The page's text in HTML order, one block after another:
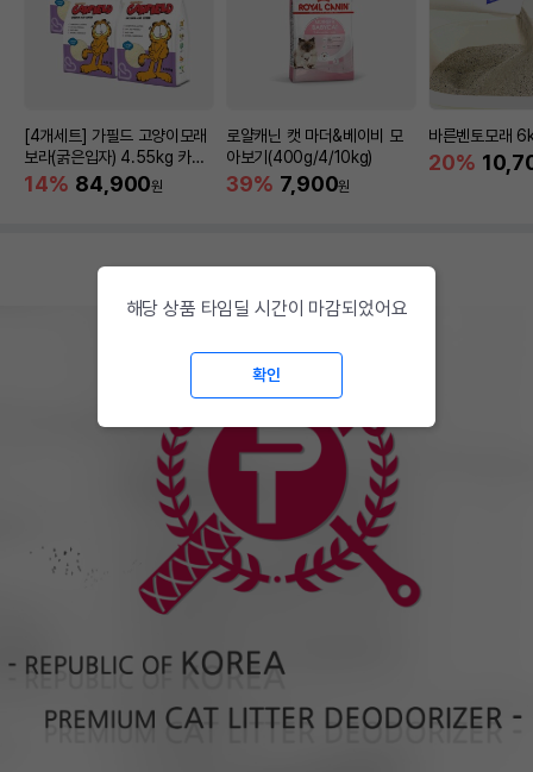
[4개세트] 가필드 고양이모래
보라(굵은입자) 4.55kg 카사
바모래
14% 84,900원
로얄캐닌 캣 마더&베이비 모
아보기(400g/4/10kg)
39% 7,900원
바른벤토모래
20%
해당 상품 타임딜 시간이 마감되었어요
확인